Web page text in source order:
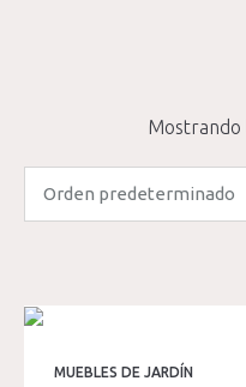
Mostrando
MUEBLES DE JARDÍN